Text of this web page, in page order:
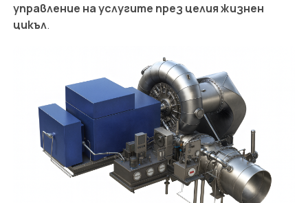
управление на услугите през целия жизнен
цикъл.